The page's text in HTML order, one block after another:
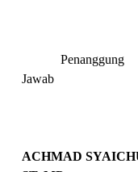
Penanggung
Jawab
ACHMAD